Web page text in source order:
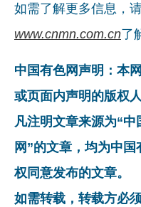
如需了解更多信息，
www.cnmn.com.cn了
中国有色网声明：本
或页面内声明的版权人
凡注明文章来源为“
网”的文章，均为中
权同意发布的文章。
如需转载，转载方必